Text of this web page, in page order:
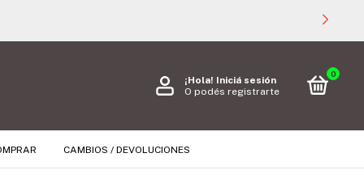
¡Hola! Iniciá sesión
O podés registrarte
0
CAMBIOS / DEVOLUCIONES